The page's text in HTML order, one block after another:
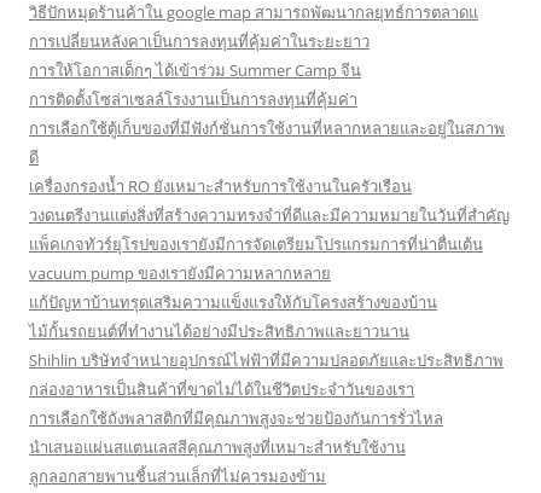
วิธีปักหมุดร้านค้าใน google map สามารถพัฒนากลยุทธ์การตลาดแ
การเปลี่ยนหลังคาเป็นการลงทุนที่คุ้มค่าในระยะยาว
การให้โอกาสเด็กๆ ได้เข้าร่วม Summer Camp จีน
การติดตั้งโซล่าเซลล์โรงงานเป็นการลงทุนที่คุ้มค่า
การเลือกใช้ตู้เก็บของที่มีฟังก์ชั่นการใช้งานที่หลากหลายและอยู่ในสภาพ
ดี
เครื่องกรองน้ำ RO ยังเหมาะสำหรับการใช้งานในครัวเรือน
วงดนตรีงานแต่งสิ่งที่สร้างความทรงจำที่ดีและมีความหมายในวันที่สำคัญ
แพ็คเกจทัวร์ยุโรปของเรายังมีการจัดเตรียมโปรแกรมการที่น่าตื่นเต้น
vacuum pump ของเรายังมีความหลากหลาย
แก้ปัญหาบ้านทรุดเสริมความแข็งแรงให้กับโครงสร้างของบ้าน
ไม้กั้นรถยนต์ที่ทำงานได้อย่างมีประสิทธิภาพและยาวนาน
Shihlin บริษัทจำหน่ายอุปกรณ์ไฟฟ้าที่มีความปลอดภัยและประสิทธิภาพ
กล่องอาหารเป็นสินค้าที่ขาดไม่ได้ในชีวิตประจำวันของเรา
การเลือกใช้ถังพลาสติกที่มีคุณภาพสูงจะช่วยป้องกันการรั่วไหล
นำเสนอแผ่นสแตนเลสสีคุณภาพสูงที่เหมาะสำหรับใช้งาน
ลูกลอกสายพานชิ้นส่วนเล็กที่ไม่ควรมองข้าม